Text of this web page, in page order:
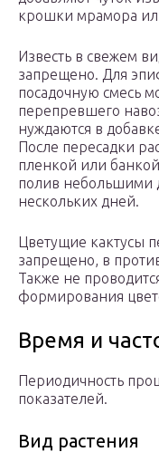
крошки мрамора
Известь в свежем
запрещено. Для
посадочную смесь
перепревшего
нуждаются в
После пересадки
пленкой или
полив небольшими
нескольких дней.
Цветущие кактусы
запрещено, в
Также не
формирования
Время и
Периодичность
показателей.
Вид растения